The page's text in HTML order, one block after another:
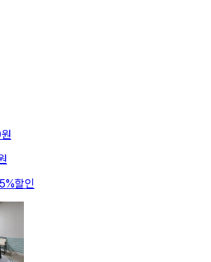
5%할인